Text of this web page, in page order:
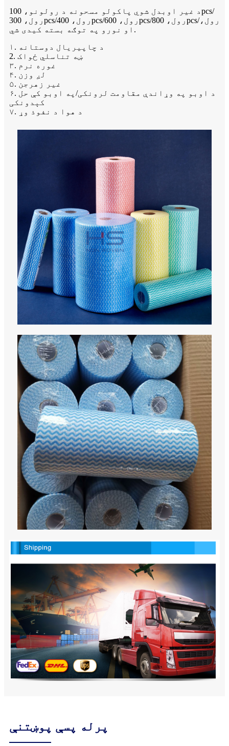
د غیر اوبدل شوي پاکولو مسحونه د رولونو، 100pcs/
رول، 300pcs/رول، 400pcs/رول، 600pcs/رول، 800pcs/رول،
او نورو په توګه بسته کیدی شي.
۱. د چاپیریال دوستانه
2. ښه تناسلي ځواک
۳. غوره نرم
۴. لږ وزن
۵. غیر زهرجن
۶. د اوبو په وړاندې مقاومت لرونکی/په اوبو کې حل
کېدونکی
۷. د هوا د نفوذ وړ
پرله پسې پوښتنې